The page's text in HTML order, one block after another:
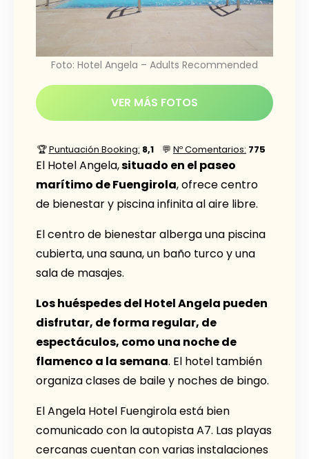
Foto: Hotel Angela – Adults Recommended
VER MÁS FOTOS
🏆Puntuación Booking: 8,1 💬 Nº Comentarios: 775
El Hotel Angela,situado en el paseo
marítimo de Fuengirola, ofrece centro
de bienestar y piscina infinita al aire libre.
El centro de bienestar alberga una piscina
cubierta, una sauna, un baño turco y una
sala de masajes.
Los huéspedes del Hotel Angela pueden
disfrutar, de forma regular, de
espectáculos, como una noche de
flamenco a la semana. El hotel también
organiza clases de baile y noches de bingo.
El Angela Hotel Fuengirola está bien
comunicado con la autopista A7. Las playas
cercanas cuentan con varias instalaciones